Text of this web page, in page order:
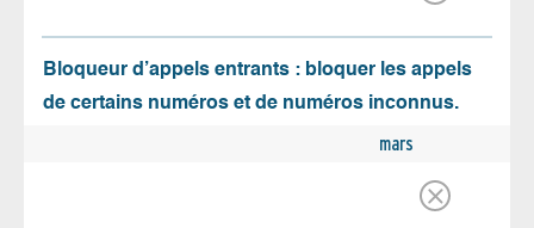
Bloqueur d’appels entrants : bloquer les appels
de certains numéros et de numéros inconnus.
mars